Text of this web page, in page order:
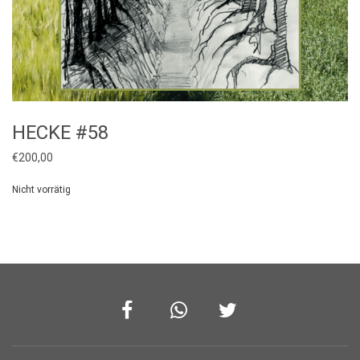
HECKE #58
€200,00
Nicht vorrätig
Facebook Whatsapp